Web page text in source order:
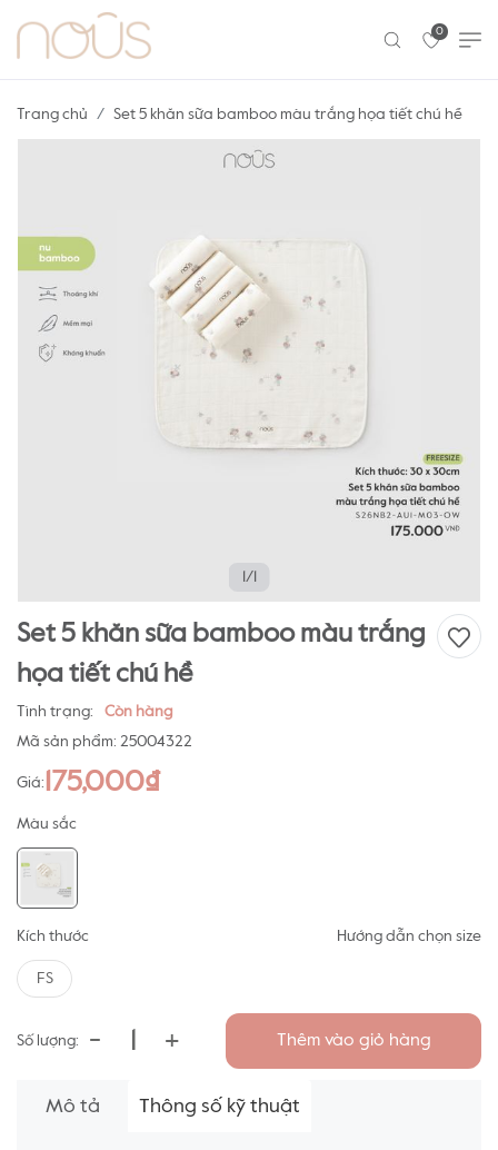
0
Trang chủ Set 5 khăn sữa bamboo màu trắng họa tiết chú hề
1/1
Set 5 khăn sữa bamboo màu trắng
họa tiết chú hề
Tình trạng:
Còn hàng
Mã sản phẩm: 25004322
Giá: 175,000₫
Màu sắc
Kích thước Hướng dẫn chọn size
FS
Số lượng: - + Thêm vào giỏ hàng
Mô tả Thông số kỹ thuật